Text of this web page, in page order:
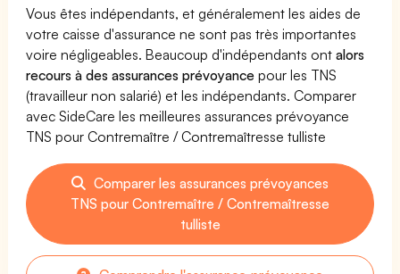
Vous êtes indépendants, et généralement les aides de
votre caisse d'assurance ne sont pas très importantes
voire négligeables. Beaucoup d'indépendants ontalors
recours à des assurances prévoyance pour les TNS
(travailleur non salarié) et les indépendants. Comparer
avec SideCare les meilleures assurances prévoyance
TNS pour Contremaître / Contremaîtresse tulliste
Comparer les assurances prévoyances
TNS pour Contremaître / Contremaîtresse
tulliste